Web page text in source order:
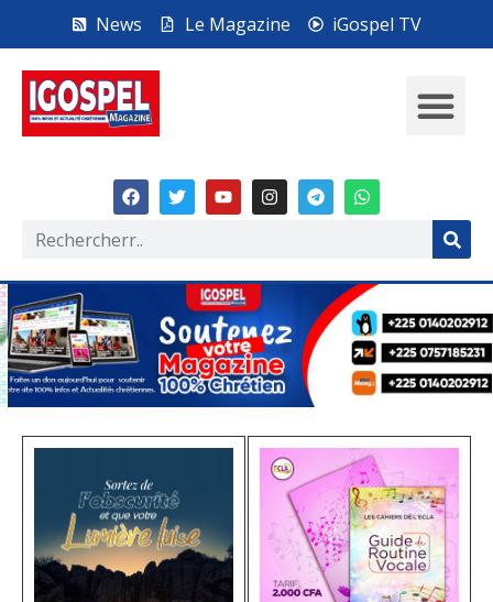
News Le Magazine iGospel TV